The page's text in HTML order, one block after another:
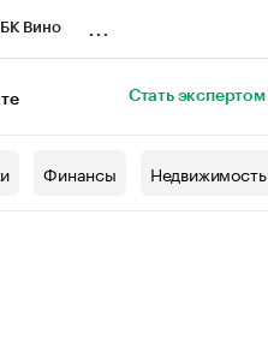
Вино
Стать экспертом
Финансы Недвижимость